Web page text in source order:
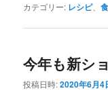
カテゴリー: レシピ、
今年も新シ
投稿日時:2020年6月4